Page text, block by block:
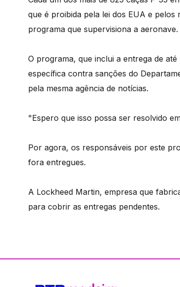
que é proibida pela lei dos EUA e
programa que supervisiona a aeronave.
O programa, que inclui a entrega de
específica contra sanções do
pela mesma agência de notícias.
"Espero que isso possa ser resolvido
Por agora, os responsáveis por este
fora entregues.
A Lockheed Martin, empresa que
para cobrir as entregas pendentes.